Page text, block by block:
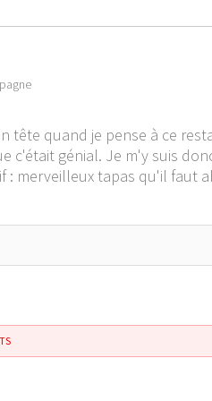
tête quand je pense à ce
c'était génial. Je m'y suis
: merveilleux tapas qu'il faut